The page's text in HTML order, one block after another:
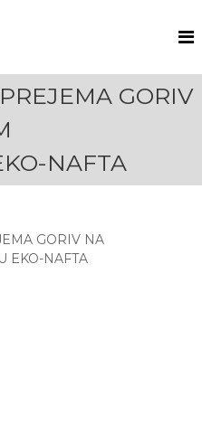
GORIV
NAFTA
GORIV NA
EKO-NAFTA